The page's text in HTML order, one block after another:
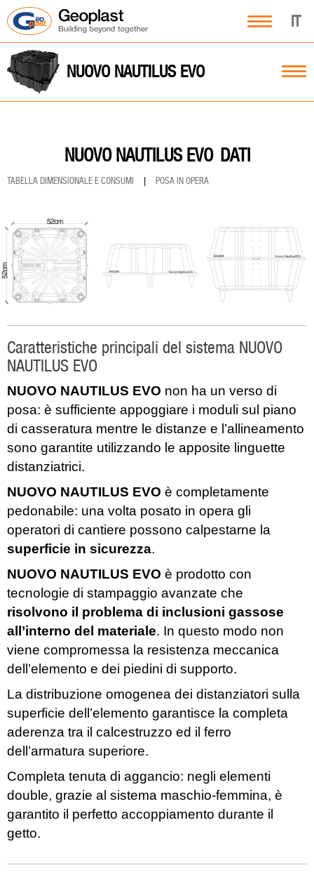
IT
NUOVO NAUTILUS EVO
NUOVO NAUTILUS EVO DATI
TABELLA DIMENSIONALE E CONSUMI POSA IN OPERA
Caratteristiche principali del sistema NUOVO
NAUTILUS EVO
NUOVO NAUTILUS EVO non ha un verso di
posa: è sufficiente appoggiare i moduli sul piano
di casseratura mentre le distanze e l’allineamento
sono garantite utilizzando le apposite linguette
distanziatrici.
NUOVO NAUTILUS EVO è completamente
pedonabile: una volta posato in opera gli
operatori di cantiere possono calpestarne la
superficie in sicurezza.
NUOVO NAUTILUS EVO è prodotto con
tecnologie di stampaggio avanzate che
risolvono il problema di inclusioni gassose
all’interno del materiale. In questo modo non
viene compromessa la resistenza meccanica
dell’elemento e dei piedini di supporto.
La distribuzione omogenea dei distanziatori sulla
superficie dell’elemento garantisce la completa
aderenza tra il calcestruzzo ed il ferro
dell’armatura superiore.
Completa tenuta di aggancio: negli elementi
double, grazie al sistema maschio-femmina, è
garantito il perfetto accoppiamento durante il
getto.